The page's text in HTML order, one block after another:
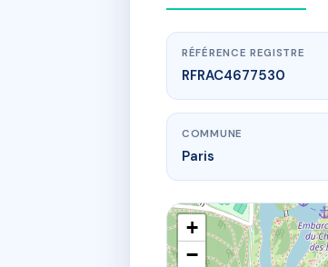
RÉFÉRENCE REGISTRE
RFRAC4677530
COMMUNE
Paris
+
−